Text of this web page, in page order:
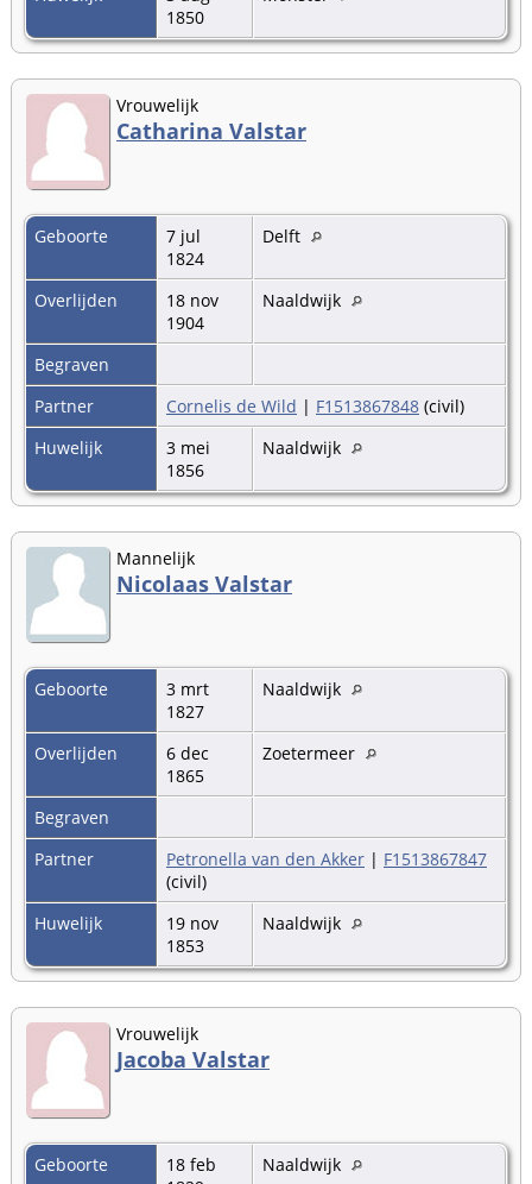
1850
Vrouwelijk
Catharina Valstar
Geboorte
7 jul
1824
Delft
Overlijden
18 nov
1904
Naaldwijk
Begraven
Partner
Cornelis de Wild | F1513867848 (civil)
Huwelijk
3 mei
1856
Naaldwijk
Mannelijk
Nicolaas Valstar
Geboorte
3 mrt
1827
Naaldwijk
Overlijden
6 dec
1865
Zoetermeer
Begraven
Partner
Petronella van den Akker | F1513867847
(civil)
Huwelijk
19 nov
1853
Naaldwijk
Vrouwelijk
Jacoba Valstar
Geboorte
18 feb
Naaldwijk